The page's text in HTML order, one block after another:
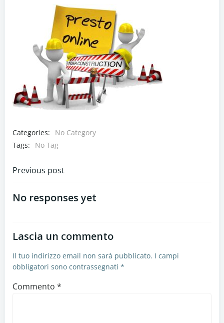
Categories:
No Category
Tags:
No Tag
Navigazione
articoli
Previous post
No responses yet
Lascia un commento
Il tuo indirizzo email non sarà pubblicato. I campi
obbligatori sono contrassegnati *
Commento *